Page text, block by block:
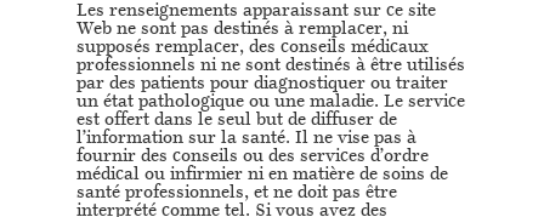
Les renseignements apparaissant sur ce site
Web ne sont pas destinés à remplacer, ni
supposés remplacer, des conseils médicaux
professionnels ni ne sont destinés à être utilisés
par des patients pour diagnostiquer ou traiter
un état pathologique ou une maladie. Le service
est offert dans le seul but de diffuser de
l’information sur la santé. Il ne vise pas à
fournir des conseils ou des services d’ordre
médical ou infirmier ni en matière de soins de
santé professionnels, et ne doit pas être
interprété comme tel. Si vous avez des